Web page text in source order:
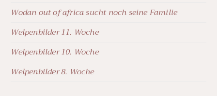
Wodan out of africa sucht noch seine Familie
Welpenbilder 11. Woche
Welpenbilder 10. Woche
Welpenbilder 8. Woche